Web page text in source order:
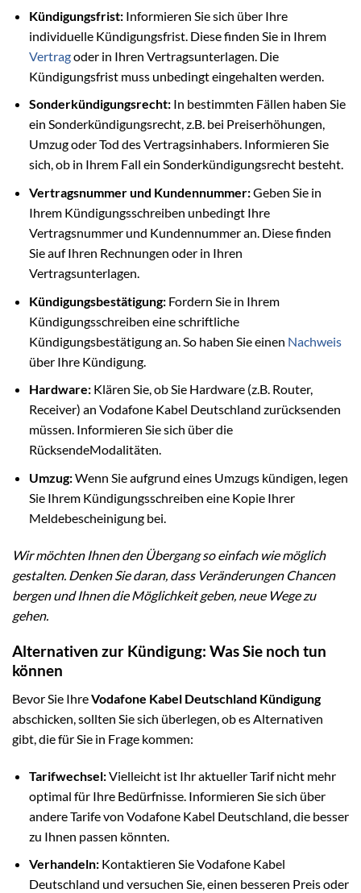
Kündigungsfrist:Informieren Sie sich über Ihre
individuelle Kündigungsfrist. Diese finden Sie in Ihrem
Vertragoder in Ihren Vertragsunterlagen. Die
Kündigungsfrist muss unbedingt eingehalten werden.
Sonderkündigungsrecht:In bestimmten Fällen haben Sie
ein Sonderkündigungsrecht, z.B. bei Preiserhöhungen,
Umzug oder Tod des Vertragsinhabers. Informieren Sie
sich, ob in Ihrem Fall ein Sonderkündigungsrecht besteht.
Vertragsnummer und Kundennummer:Geben Sie in
Ihrem Kündigungsschreiben unbedingt Ihre
Vertragsnummer und Kundennummer an. Diese finden
Sie auf Ihren Rechnungen oder in Ihren
Vertragsunterlagen.
Kündigungsbestätigung:Fordern Sie in Ihrem
Kündigungsschreiben eine schriftliche
Kündigungsbestätigung an. So haben Sie einen Nachweis
über Ihre Kündigung.
Hardware:Klären Sie, ob Sie Hardware (z.B. Router,
Receiver) an Vodafone Kabel Deutschland zurücksenden
müssen. Informieren Sie sich über die
RücksendeModalitäten.
Umzug:Wenn Sie aufgrund eines Umzugs kündigen, legen
Sie Ihrem Kündigungsschreiben eine Kopie Ihrer
Meldebescheinigung bei.
Wir möchten Ihnen den Übergang so einfach wie möglich
gestalten. Denken Sie daran, dass Veränderungen Chancen
bergen und Ihnen die Möglichkeit geben, neue Wege zu
gehen.
Alternativen zur Kündigung: Was Sie noch tun
können
Bevor Sie IhreVodafone Kabel Deutschland Kündigung
abschicken, sollten Sie sich überlegen, ob es Alternativen
gibt, die für Sie in Frage kommen:
Tarifwechsel:Vielleicht ist Ihr aktueller Tarif nicht mehr
optimal für Ihre Bedürfnisse. Informieren Sie sich über
andere Tarife von Vodafone Kabel Deutschland, die besser
zu Ihnen passen könnten.
Verhandeln:Kontaktieren Sie Vodafone Kabel
Deutschland und versuchen Sie, einen besseren Preis oder